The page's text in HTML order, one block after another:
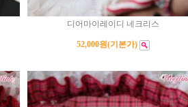
디어마이레이디 네크리스
52,000원(기본가)